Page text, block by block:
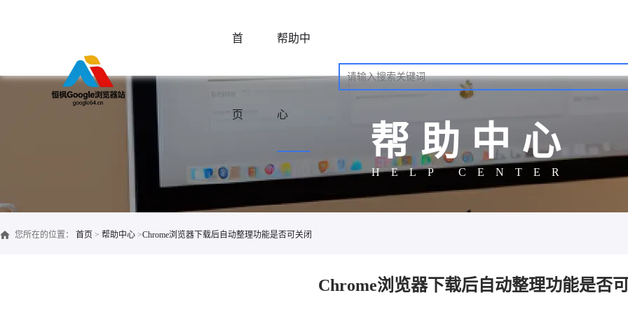
首
页
帮助中
心
帮助中心
HELP CENTER
您所在的位置： 首页 > 帮助中心 >Chrome浏览器下载后自动整理功能是否可关闭
Chrome浏览器下载后自动整理功能是否